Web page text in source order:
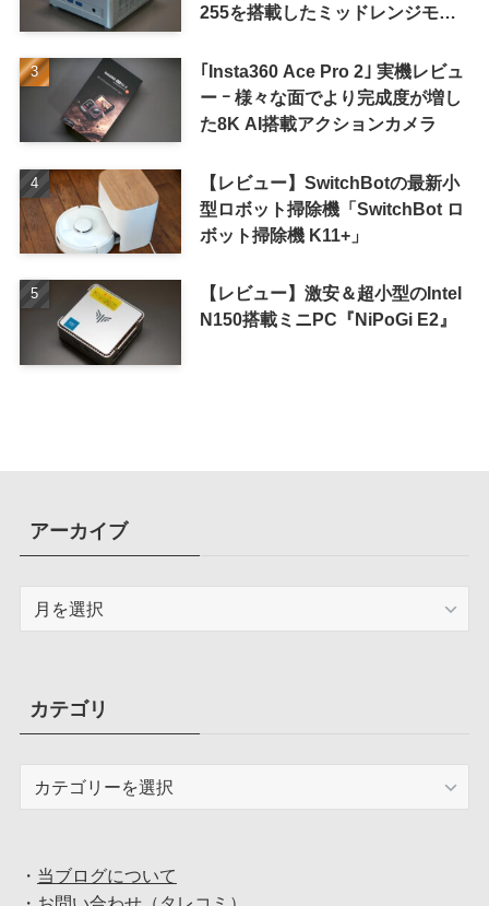
255を搭載したミッドレンジモデ
｢Insta360 Ace Pro 2｣ 実機レビュ
ー ｰ 様々な面でより完成度が増し
た8K AI搭載アクションカメラ
【レビュー】SwitchBotの最新小
型ロボット掃除機「SwitchBot ロ
ボット掃除機 K11+」
【レビュー】激安＆超小型のIntel
N150搭載ミニPC『NiPoGi E2』
アーカイブ
ブカテゴリ
・ 当ブログについて